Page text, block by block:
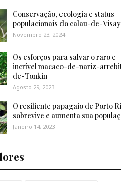
Conservação, ecologia e status
populacionais do calau-de-
Novembro 23, 2024
Os esforços para salvar o raro e
incrível macaco-de-nariz-
de-Tonkin
Agosto 29, 2023
O resiliente papagaio de Porto
sobrevive e aumenta sua
Janeiro 14, 2023